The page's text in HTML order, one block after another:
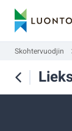
Skohtervuodjin